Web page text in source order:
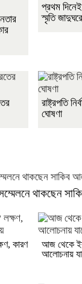
প্রথম
স্মৃতি
রাষ্ট্রপতি
ঘোষণা
থাকছেন
কারণ
আজ থেকে
আলোচনায়